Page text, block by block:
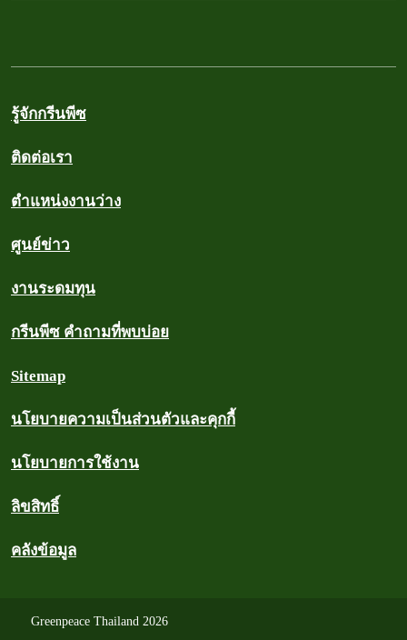
รู้จักกรีนพีซ
ติดต่อเรา
ตำแหน่งงานว่าง
ศูนย์ข่าว
งานระดมทุน
กรีนพีซ คำถามที่พบบ่อย
Sitemap
นโยบายความเป็นส่วนตัวและคุกกี้
นโยบายการใช้งาน
ลิขสิทธิ์
คลังข้อมูล
Greenpeace Thailand 2026